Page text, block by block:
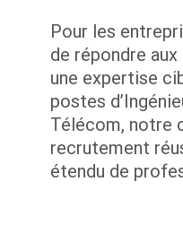
Pour les
de répondre
une expertise
postes
Télécom, notre
recrutement
étendu de